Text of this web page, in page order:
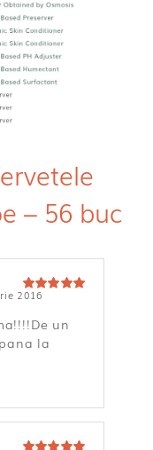
– 56 buc
Evaluat la
2016
un
la